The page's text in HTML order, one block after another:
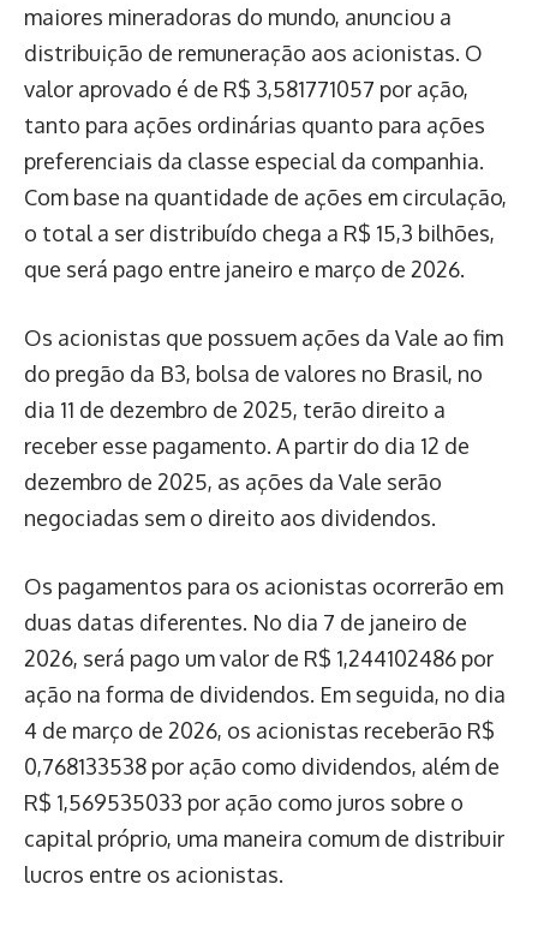
maiores mineradoras do mundo, anunciou a
distribuição de remuneração aos acionistas. O
valor aprovado é de R$ 3,581771057 por ação,
tanto para ações ordinárias quanto para ações
preferenciais da classe especial da companhia.
Com base na quantidade de ações em circulação,
o total a ser distribuído chega a R$ 15,3 bilhões,
que será pago entre janeiro e março de 2026.
Os acionistas que possuem ações da Vale ao fim
do pregão da B3, bolsa de valores no Brasil, no
dia 11 de dezembro de 2025, terão direito a
receber esse pagamento. A partir do dia 12 de
dezembro de 2025, as ações da Vale serão
negociadas sem o direito aos dividendos.
Os pagamentos para os acionistas ocorrerão em
duas datas diferentes. No dia 7 de janeiro de
2026, será pago um valor de R$ 1,244102486 por
ação na forma de dividendos. Em seguida, no dia
4 de março de 2026, os acionistas receberão R$
0,768133538 por ação como dividendos, além de
R$ 1,569535033 por ação como juros sobre o
capital próprio, uma maneira comum de distribuir
lucros entre os acionistas.